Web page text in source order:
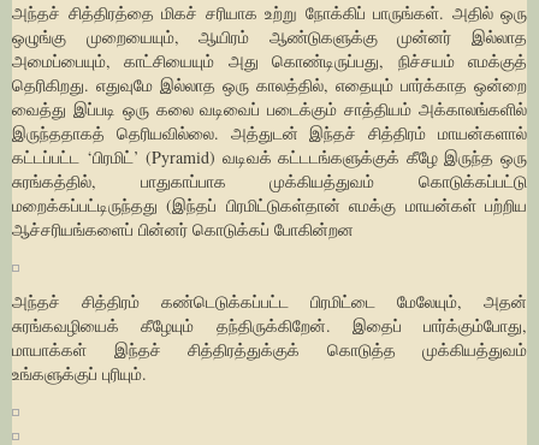
அந்தச் சித்திரத்தை மிகச் சரியாக உற்று நோக்கிப் பாருங்கள். அதில் ஒரு
ஒழுங்கு முறையையும், ஆயிரம் ஆண்டுகளுக்கு முன்னர் இல்லாத
அமைப்பையும், காட்சியையும் அது கொண்டிருப்பது, நிச்சயம் எமக்குத்
தெரிகிறது. எதுவுமே இல்லாத ஒரு காலத்தில், எதையும் பார்க்காத ஒன்றை
வைத்து இப்படி ஒரு கலை வடிவைப் படைக்கும் சாத்தியம் அக்காலங்களில்
இருந்ததாகத் தெரியவில்லை. அத்துடன் இந்தச் சித்திரம் மாயன்களால்
கட்டப்பட்ட ‘பிரமிட்’ (Pyramid) வடிவக் கட்டடங்களுக்குக் கீழே இருந்த ஒரு
சுரங்கத்தில், பாதுகாப்பாக முக்கியத்துவம் கொடுக்கப்பட்டு
மறைக்கப்பட்டிருந்தது (இந்தப் பிரமிட்டுகள்தான் எமக்கு மாயன்கள் பற்றிய
ஆச்சரியங்களைப் பின்னர் கொடுக்கப் போகின்றன
அந்தச் சித்திரம் கண்டெடுக்கப்பட்ட பிரமிட்டை மேலேயும், அதன்
சுரங்கவழியைக் கீழேயும் தந்திருக்கிறேன். இதைப் பார்க்கும்போது,
மாயாக்கள் இந்தச் சித்திரத்துக்குக் கொடுத்த முக்கியத்துவம்
உங்களுக்குப் புரியும்.